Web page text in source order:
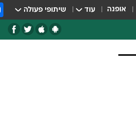
אופנה עוד שיתופי פעולה